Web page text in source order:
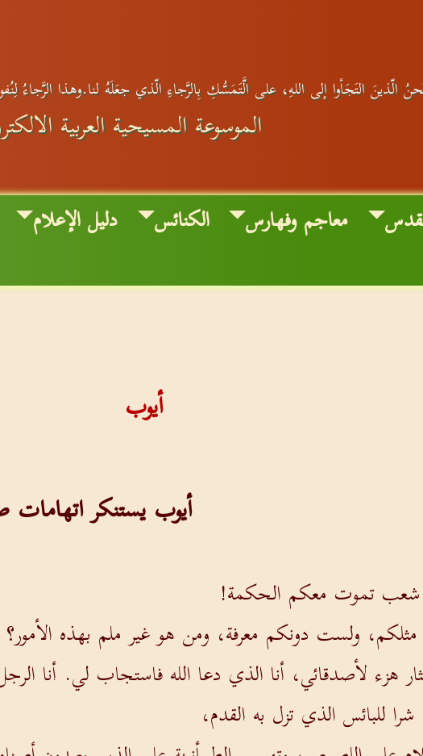
الّذينَ التَجَأوا إلى اللهِ، على الَّتَمَسُّكِ بِالرَّجاءِ الّذي جعَلَهُ لنا.وهذا الرَّجاءُ
الموسوعة المسيحية العربية
معاجم وفهارس الكنائس دليل الإعلام
أيوب
أيوب يستنكر اتهامات
تموت معكم الحكمة!
ولست دونكم معرفة، ومن هو غير ملم بهذه الأمور؟
هزء لأصدقائي، أنا الذي دعا الله فاستجاب لي. أنا
للبائس الذي تزل به القدم،